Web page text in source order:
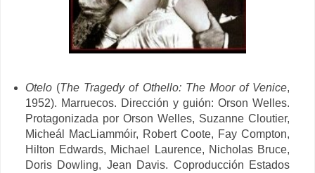
Otelo (The Tragedy of Othello: The Moor of Venice,
1952). Marruecos. Dirección y guión: Orson Welles.
Protagonizada por Orson Welles, Suzanne Cloutier,
Micheál MacLiammóir, Robert Coote, Fay Compton,
Hilton Edwards, Michael Laurence, Nicholas Bruce,
Doris Dowling, Jean Davis. Coproducción Estados